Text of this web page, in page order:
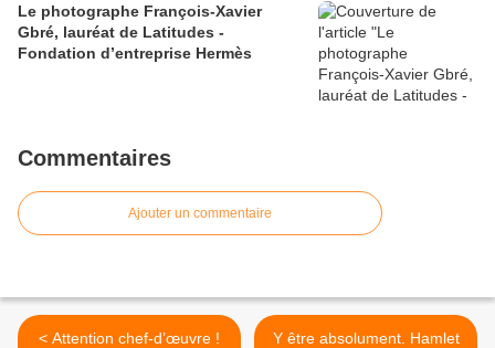
Le photographe François-Xavier
Gbré, lauréat de Latitudes -
Fondation d’entreprise Hermès
Commentaires
Ajouter un commentaire
< Attention chef-d’œuvre !
Y être absolument. Hamlet